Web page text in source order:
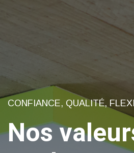
CONFIANCE, QUALITÉ,
Nos